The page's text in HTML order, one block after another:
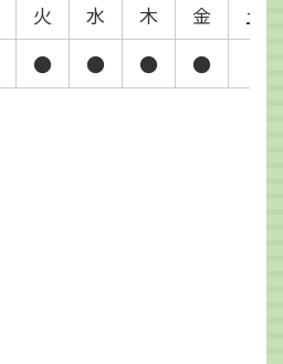
火 水 木 金
土
● ● ● ●